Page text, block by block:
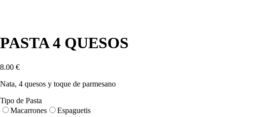
PASTA 4 QUESOS
8.00 €
Nata, 4 quesos y toque de parmesano
Tipo de Pasta
Macarrones
Espaguetis